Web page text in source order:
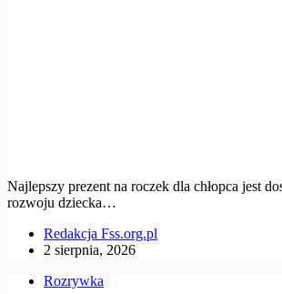
Najlepszy prezent na roczek dla chłopca jest
rozwoju dziecka…
Redakcja Fss.org.pl
2 sierpnia, 2026
Rozrywka